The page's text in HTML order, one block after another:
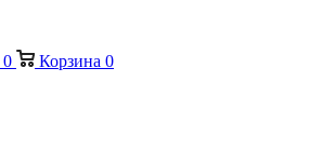
0 Корзина 0